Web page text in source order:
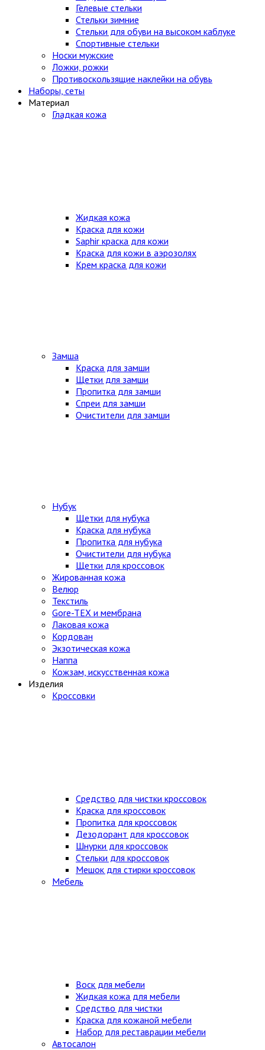
Гелевые стельки
Стельки зимние
Стельки для обуви на высоком каблуке
Спортивные стельки
Носки мужские
Ложки, рожки
Противоскользящие наклейки на обувь
Наборы, сеты
Материал
Гладкая кожа
Жидкая кожа
Краска для кожи
Saphir краска для кожи
Краска для кожи в аэрозолях
Крем краска для кожи
Замша
Краска для замши
Щетки для замши
Пропитка для замши
Спреи для замши
Очистители для замши
Нубук
Щетки для нубука
Краска для нубука
Пропитка для нубука
Очистители для нубука
Щетки для кроссовок
Жированная кожа
Велюр
Текстиль
Gore-TEX и мембрана
Лаковая кожа
Кордован
Экзотическая кожа
Наппа
Кожзам, искусственная кожа
Изделия
Кроссовки
Средство для чистки кроссовок
Краска для кроссовок
Пропитка для кроссовок
Дезодорант для кроссовок
Шнурки для кроссовок
Стельки для кроссовок
Мешок для стирки кроссовок
Мебель
Воск для мебели
Жидкая кожа для мебели
Средство для чистки
Краска для кожаной мебели
Набор для реставрации мебели
Автосалон